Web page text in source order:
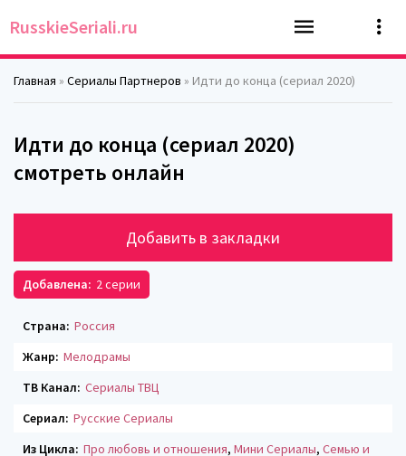
RusskieSeriali.ru
Главная » Сериалы Партнеров » Идти до конца (сериал 2020)
Идти до конца (сериал 2020)
смотреть онлайн
Добавить в закладки
Добавлена: 2 серии
Страна: Россия
Жанр: Мелодрамы
ТВ Канал: Сериалы ТВЦ
Сериал: Русские Сериалы
Из Цикла: Про любовь и отношения, Мини Сериалы, Семью и